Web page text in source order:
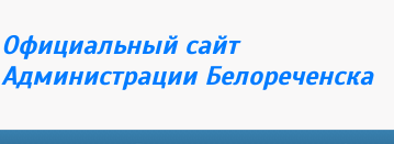
Официальный сайт
Администрации Белореченска